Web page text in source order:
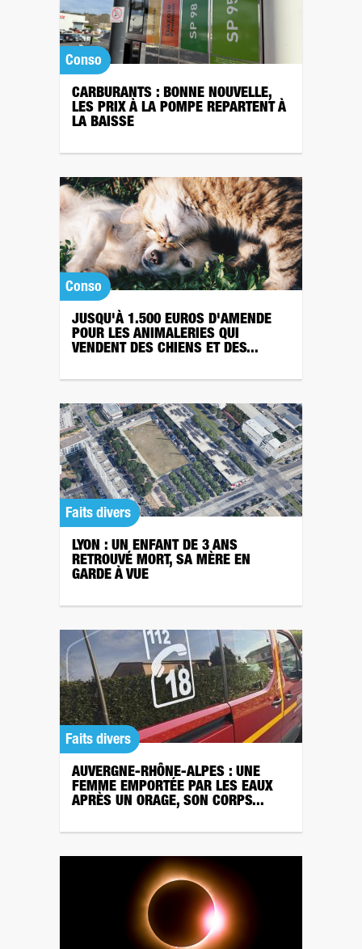
Conso
CARBURANTS : BONNE NOUVELLE,
LES PRIX À LA POMPE REPARTENT À
LA BAISSE
Conso
JUSQU'À 1.500 EUROS D'AMENDE
POUR LES ANIMALERIES QUI
VENDENT DES CHIENS ET DES...
Faits divers
LYON : UN ENFANT DE 3 ANS
RETROUVÉ MORT, SA MÈRE EN
GARDE À VUE
Faits divers
AUVERGNE-RHÔNE-ALPES : UNE
FEMME EMPORTÉE PAR LES EAUX
APRÈS UN ORAGE, SON CORPS...